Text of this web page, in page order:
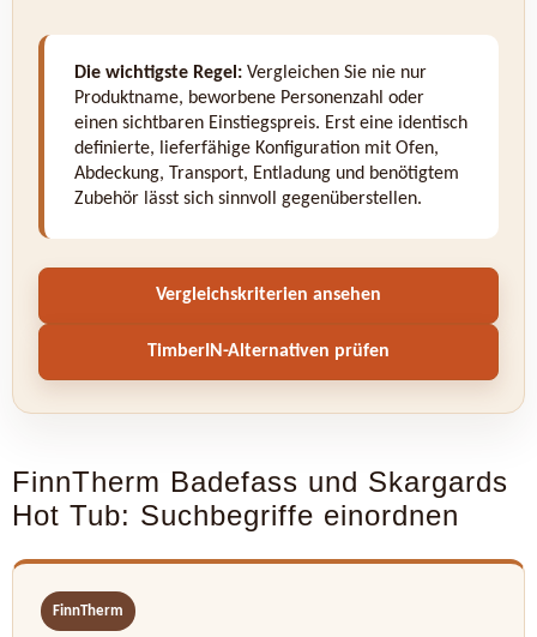
Die wichtigste Regel: Vergleichen Sie nie nur
Produktname, beworbene Personenzahl oder
einen sichtbaren Einstiegspreis. Erst eine identisch
definierte, lieferfähige Konfiguration mit Ofen,
Abdeckung, Transport, Entladung und benötigtem
Zubehör lässt sich sinnvoll gegenüberstellen.
Vergleichskriterien ansehen
TimberIN-Alternativen prüfen
FinnTherm Badefass und Skargards
Hot Tub: Suchbegriffe einordnen
FinnTherm